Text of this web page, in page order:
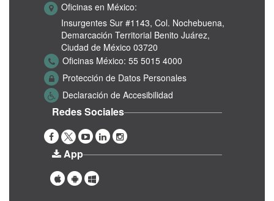
Oficinas en México:
Insurgentes Sur #1143, Col. Nochebuena,
Demarcación Territorial Benito Juárez,
Ciudad de México 03720
Oficinas México: 55 5015 4000
Protección de Datos Personales
Declaración de Accesibilidad
Redes Sociales
App